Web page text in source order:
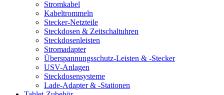
Stromkabel
Kabeltrommeln
Stecker-Netzteile
Steckdosen & Zeitschaltuhren
Steckdosenleisten
Stromadapter
Überspannungsschutz-Leisten & -Stecker
USV-Anlagen
Steckdosensysteme
Lade-Adapter & -Stationen